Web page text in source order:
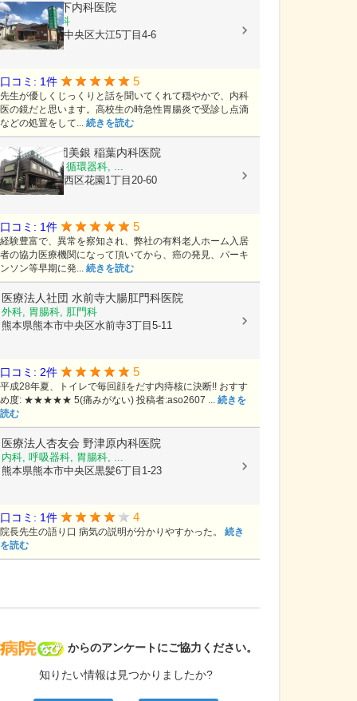
病院なび
からのアンケートにご協力ください。
知りたい情報は見つかりましたか?
医療法人竹下内科医院
内科, 胃腸内科
熊本県熊本市中央区大江5丁目4-6
口コミ: 1件 5
先生が優しくじっくりと話を聞いてくれて穏やかで、内科
医の鏡だと思います。高校生の時急性胃腸炎で受診し点滴
などの処置をして... 続きを読む
医療法人社団美銀 稲葉内科医院
内科, 胃腸科, 循環器科, ...
熊本県熊本市西区花園1丁目20-60
口コミ: 1件 5
経験豊富で、異常を察知され、弊社の有料老人ホーム入居
者の協力医療機関になって頂いてから、癌の発見、パーキ
ンソン等早期に発... 続きを読む
医療法人社団 水前寺大腸肛門科医院
外科, 胃腸科, 肛門科
熊本県熊本市中央区水前寺3丁目5-11
口コミ: 2件 5
平成28年夏、トイレで毎回顔をだす内痔核に決断!! おすす
め度: ★★★★★ 5(痛みがない) 投稿者:aso2607 ... 続きを
読む
医療法人杏友会 野津原内科医院
内科, 呼吸器科, 胃腸科, ...
熊本県熊本市中央区黒髪6丁目1-23
口コミ: 1件 4
院長先生の語り口 病気の説明が分かりやすかった。 続き
を読む